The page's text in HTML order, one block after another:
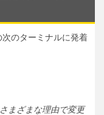
次のターミナルに発着
まざまな理由で変更